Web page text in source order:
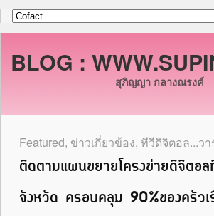
BLOG :
สุภิญญา กลางณรงค์
Featured, ข่าวเกี่ยวข้อง, ทีวีดิจิตอล...วา
ติดตามแผนขยายโครงข่ายดิจิต
จังหวัด ครอบคลุม 90%ของครัว